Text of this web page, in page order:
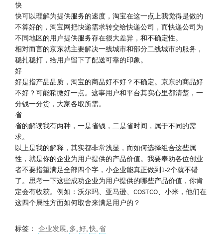
快
快可以理解为提供服务的速度，淘宝在这一点上我觉得是做的
不算好的，淘宝网把快递需求转交给快递公司，而快递公司为
不同地区的用户提供服务存在很大差异，和不确定性。
相对而言的京东就主要解决一线城市和部分二线城市的服务，
稳扎稳打，给用户留下了配送可靠的印象。
好
好是指产品品质，淘宝的商品好不好？不确定。京东的商品好
不好？可能稍微好一点。这事用户和平台其实心里都清楚，一
分钱一分货，大家各取所需。
省
省的解读我有两种，一是省钱，二是省时间，属于不同的需
求。
以上是我的解释，其实都非常浅显，而如何选择组合这些属
性，就是你的企业为用户提供的产品价值。我要奉劝各位创业
者不要指望满足全部四个字，小企业能真正做到1-2个就不错
了。思考一下这些成功企业为用户提供的哪些产品价值，你肯
定会有收获。例如：沃尔玛、亚马逊、COSTCO、小米，他们在
这四个属性方面如何取舍来满足用户的？
标签： 企业发展, 多,好,快,省